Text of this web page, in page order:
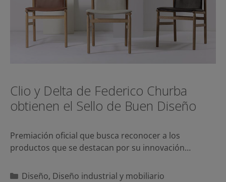
Clio y Delta de Federico Churba
obtienen el Sello de Buen Diseño
Premiación oficial que busca reconocer a los
productos que se destacan por su innovación…
Categorías
Diseño, Diseño industrial y mobiliario